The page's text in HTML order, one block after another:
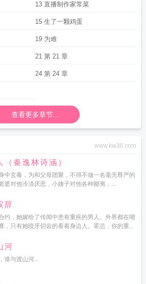
13 直播制作家常菜
15 生了一颗鸡蛋
19 为难
21 第 21 章
24 第 24 章
查看更多章节...
www.kw36.com
（秦逸林诗涵）
中玄毒，为和父母团聚，不得不做一名毫无尊严的
婆对他冷淡厌恶，小姨子对他各种鄙夷，...
辞
约，她嫁给了传闻中患有重疾的男人。外界都在嘲
，只有她咬牙切齿的看着身边人。霍总，你的重...
河
谁与渡山河...